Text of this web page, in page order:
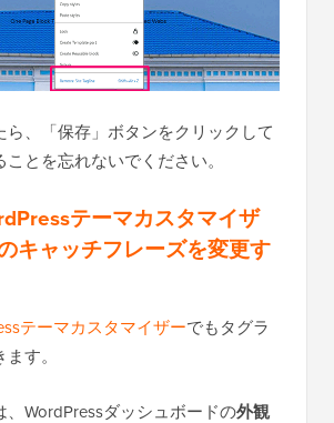
ら、「保存」ボタンをクリックして
とを忘れないでください。
テーマカスタマイザ
キャッチフレーズを変更す
テーマカスタマイザーでもタグラ
す。
、WordPressダッシュボードの外観